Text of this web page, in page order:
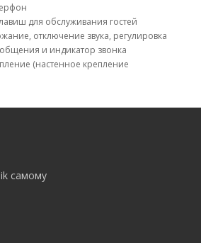
для обслуживания гостей
отключение звука, регулировка
и индикатор звонка
(настенное крепление
самому